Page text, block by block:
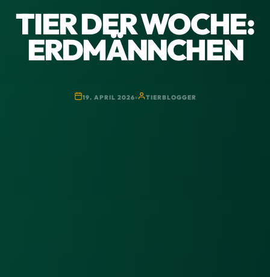
TIER DER WOCHE:
ERDMÄNNCHEN
19. APRIL 2026 TIERBLOGGER